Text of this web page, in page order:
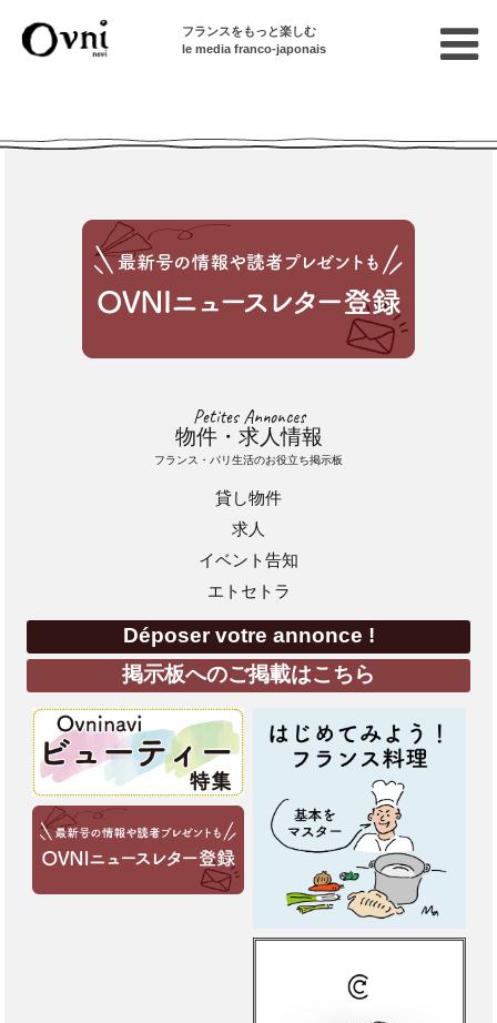
フランスをもっと楽しむ
le media franco-japonais
Petites Annonces
物件・求人情報
フランス・パリ生活のお役立ち掲示板
貸し物件
求人
イベント告知
エトセトラ
Déposer votre annonce !
掲示板へのご掲載はこちら